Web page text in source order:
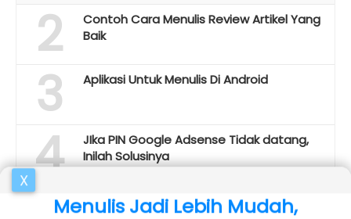
2
Contoh Cara Menulis Review Artikel Yang
Baik
3 Aplikasi Untuk Menulis Di Android
4
JIka PIN Google Adsense Tidak datang,
Inilah Solusinya
Cara Membuat Artikel Unik Dengan
X
Menulis Jadi Lebih Mudah,